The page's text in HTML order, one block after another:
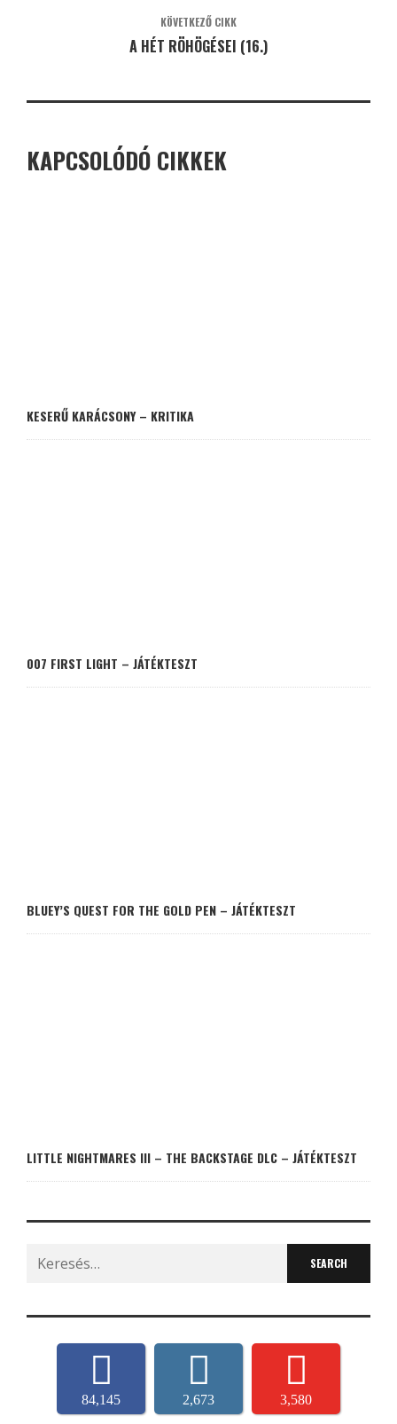
KÖVETKEZŐ CIKK
A HÉT RÖHÖGÉSEI (16.)
KAPCSOLÓDÓ CIKKEK
KESERŰ KARÁCSONY – KRITIKA
007 FIRST LIGHT – JÁTÉKTESZT
BLUEY’S QUEST FOR THE GOLD PEN – JÁTÉKTESZT
LITTLE NIGHTMARES III – THE BACKSTAGE DLC – JÁTÉKTESZT
Search
for:
84,145 2,673 3,580